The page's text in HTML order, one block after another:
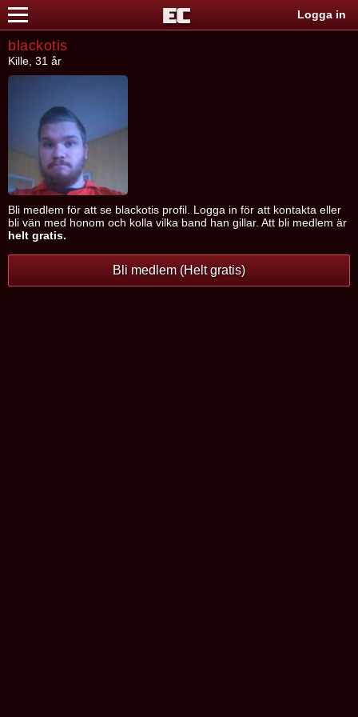
Logga in
blackotis
Kille, 31 år
Bli medlem för att se blackotis profil. Logga in för att kontakta eller
bli vän med honom och kolla vilka band han gillar. Att bli medlem är
helt gratis.
Bli medlem (Helt gratis)